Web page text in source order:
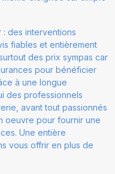
des interventions
fiables et entièrement
des prix sympas car
pour bénéficier
à une longue
des professionnels
avant tout passionnés
oeuvre pour fournir une
Une entière
vous offrir en plus de